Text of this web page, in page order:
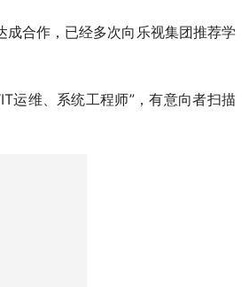
成合作，已经多次向乐视集团推荐学
运维、系统工程师”，有意向者扫描